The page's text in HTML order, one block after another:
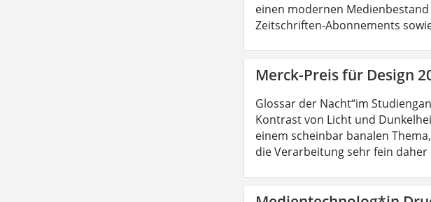
einen modernen
Zeitschriften-Abonnements
Merck-Preis für Design
Glossar der Nacht“im
Kontrast von Licht und
einem scheinbar banalen
die Verarbeitung sehr fein daher